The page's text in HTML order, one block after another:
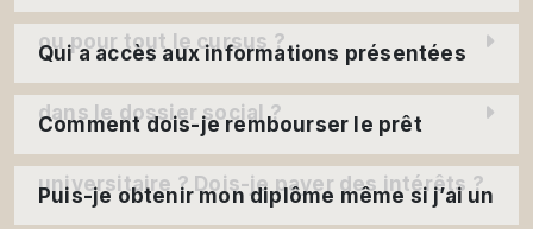
ou pour tout le cursus ?
Qui a accès aux informations présentées
dans le dossier social ?
Comment dois-je rembourser le prêt
universitaire ? Dois-je payer des intérêts ?
Puis-je obtenir mon diplôme même si j’ai un